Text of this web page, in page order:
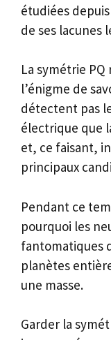
étudiées
de ses lacunes
La symétrie
l’énigme de
détectent pas
électrique que
et, ce faisant,
principaux
Pendant ce
pourquoi les
fantomatiques
planètes
une masse.
Garder la